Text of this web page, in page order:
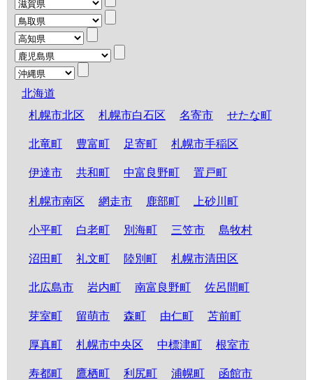
北海道
札幌市北区
札幌市白石区 名寄市 せたな町
北竜町 豊富町 足寄町 札幌市手稲区
伊達市 共和町 中富良野町 置戸町
札幌市南区 網走市 鹿部町 上砂川町
小平町 白老町 別海町 三笠市 島牧村
沼田町 礼文町 陸別町 札幌市清田区
北広島市 岩内町 南富良野町 佐呂間町
芽室町 留萌市 森町 由仁町 苫前町
厚真町 札幌市中央区 中標津町 根室市
寿都町 鷹栖町 利尻町 浦幌町 函館市